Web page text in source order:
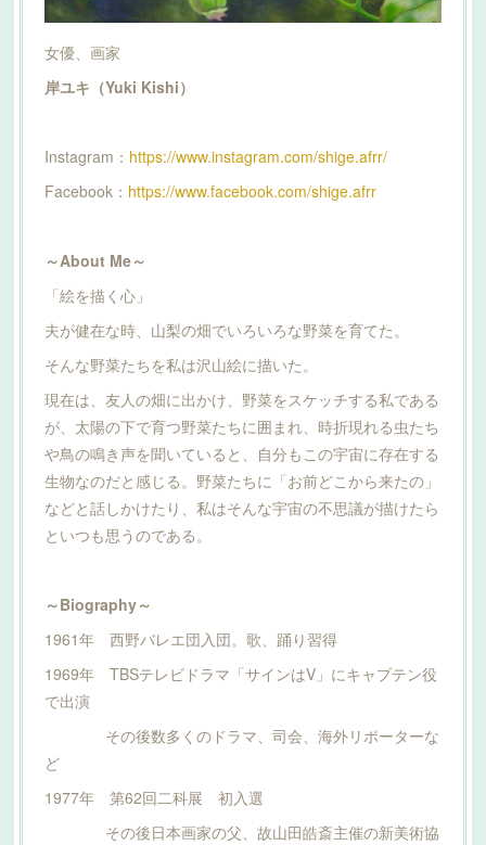
女優、画家
岸ユキ（Yuki Kishi）
Instagram： https://www.instagram.com/shige.afrr/
Facebook： https://www.facebook.com/shige.afrr
～About Me～
「絵を描く心」
夫が健在な時、山梨の畑でいろいろな野菜を育てた。
そんな野菜たちを私は沢山絵に描いた。
現在は、友人の畑に出かけ、野菜をスケッチする私である
が、太陽の下で育つ野菜たちに囲まれ、時折現れる虫たち
や鳥の鳴き声を聞いていると、自分もこの宇宙に存在する
生物なのだと感じる。野菜たちに「お前どこから来たの」
などと話しかけたり、私はそんな宇宙の不思議が描けたら
といつも思うのである。
～Biography～
1961年 西野バレエ団入団。歌、踊り習得
1969年 TBSテレビドラマ「サインはV」にキャプテン役
で出演
その後数多くのドラマ、司会、海外リポーターな
ど
1977年 第62回二科展 初入選
その後日本画家の父、故山田皓斎主催の新美術協